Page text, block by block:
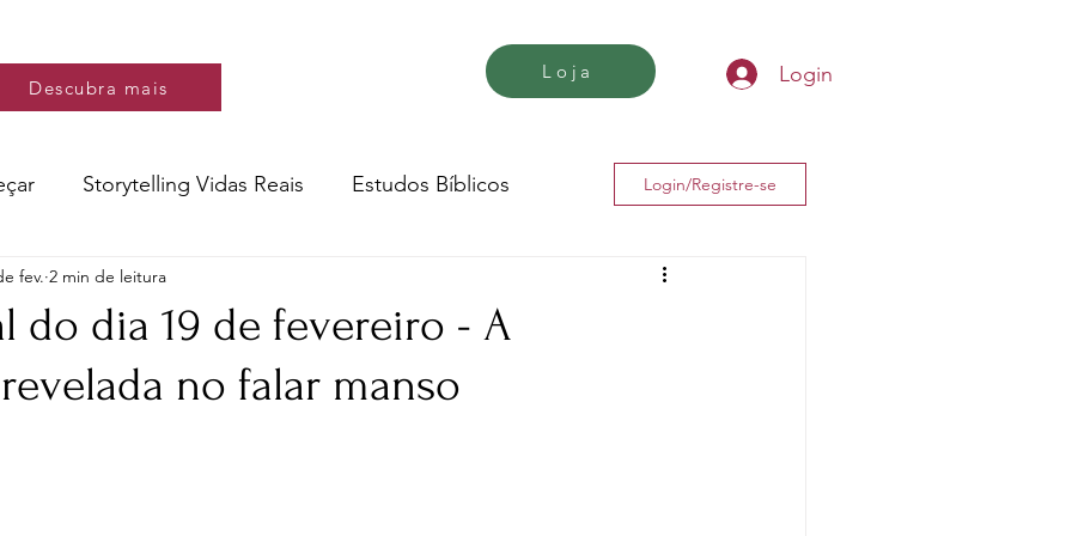
mais
Loja
Descubra mais
Login
Storytelling Vidas Reais Estudos Bíblicos
Música e video
Conte a Sua História Livro: Decidir
Login/Registre-se
do dia 19 de fevereiro - A
no falar manso
fev. 2 min de leitura